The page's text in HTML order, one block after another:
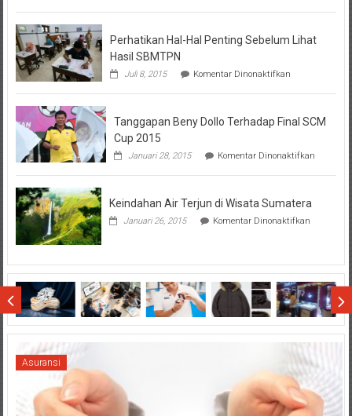
KPR
Perhatikan Hal-Hal Penting Sebelum Lihat
Hasil SBMTPN
Juli 8, 2015 Komentar Dinonaktifkanpada
Hal-
Penting
Hasil
Tanggapan Beny Dollo Terhadap Final SCM
Cup 2015
Januari 28, 2015 Komentar Dinonaktifkanpada
Beny
Keindahan Air Terjun di Wisata Sumatera
Januari 26, 2015 Komentar Dinonaktifkanpada
di
Wisata
Sumatera
Asuransi